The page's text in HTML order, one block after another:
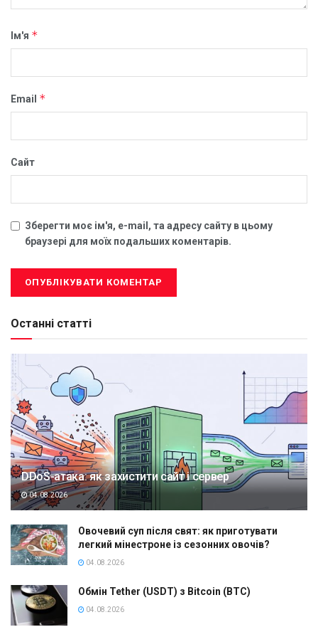
Ім'я *
Email *
Сайт
Зберегти моє ім'я, e-mail, та адресу сайту в цьому
браузері для моїх подальших коментарів.
Останні статті
DDoS-атака: як захистити сайт і сервер
04.08.2026
Овочевий суп після свят: як приготувати
легкий мінестроне із сезонних овочів?
04.08.2026
Обмін Tether (USDT) з Bitcoin (BTC)
04.08.2026